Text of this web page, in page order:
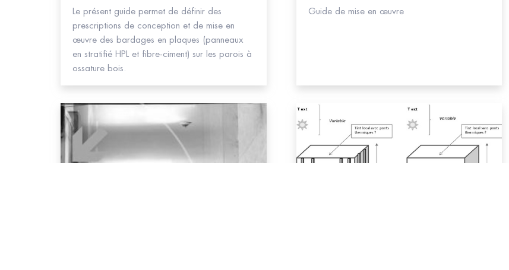
Le présent guide permet de définir des
prescriptions de conception et de mise en
œuvre des bardages en plaques (panneaux
en stratifié HPL et fibre-ciment) sur les parois à
ossature bois.
Guide de mise en œuvre